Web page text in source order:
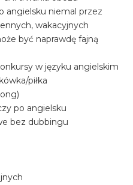
angielsku niemal przez
wakacyjnych
być naprawdę fajną
w języku angielskim
piłka
po angielsku
bez dubbingu